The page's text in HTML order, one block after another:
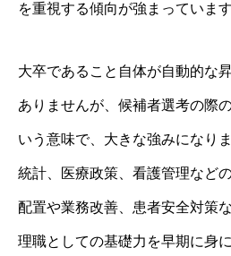
を重視する傾向が強まっています
大卒であること自体が自動的な
ありませんが、候補者選考の際
いう意味で、大きな強みになり
統計、医療政策、看護管理など
配置や業務改善、患者安全対策
理職としての基礎力を早期に身